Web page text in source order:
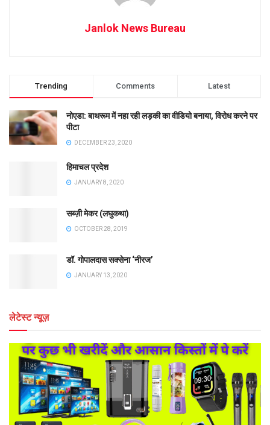
Janlok News Bureau
Trending Comments Latest
नोएडा: बाथरूम में नहा रही लड़की का वीडियो बनाया, विरोध करने पर
पीटा
DECEMBER 23, 2020
हिमाचल प्रदेश
JANUARY 8, 2020
सब्ज़ी मेकर (लघुकथा)
OCTOBER 28, 2019
डॉ. गोपालदास सक्सेना ‘नीरज’
JANUARY 13, 2020
लेटेस्ट न्यूज़